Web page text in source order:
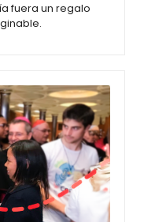
fuera un regalo